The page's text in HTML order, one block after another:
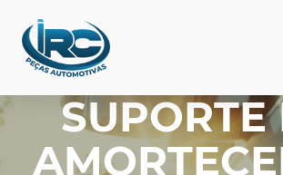
SUPORTE